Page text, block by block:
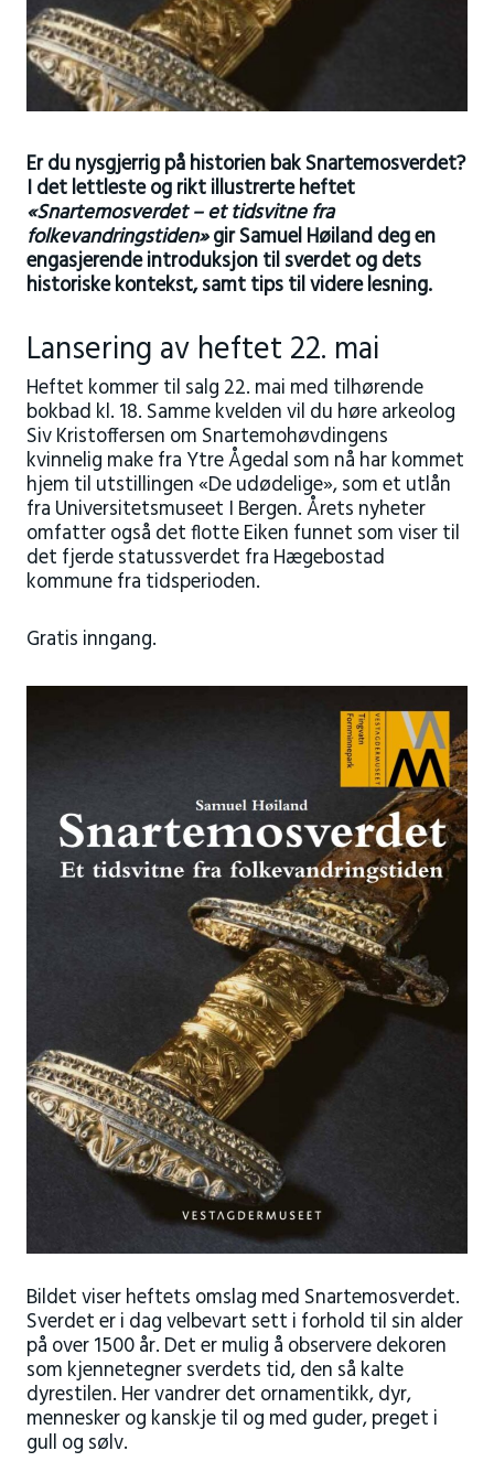
Er du nysgjerrig på historien bak Snartemosverdet?
I det lettleste og rikt illustrerte heftet
«Snartemosverdet – et tidsvitne fra
folkevandringstiden»gir Samuel Høiland deg en
engasjerende introduksjon til sverdet og dets
historiske kontekst, samt tips til videre lesning.
Lansering av heftet 22. mai
Heftet kommer til salg 22. mai med tilhørende
bokbad kl. 18. Samme kvelden vil du høre arkeolog
Siv Kristoffersen om Snartemohøvdingens
kvinnelig make fra Ytre Ågedal som nå har kommet
hjem til utstillingen «De udødelige», som et utlån
fra Universitetsmuseet I Bergen. Årets nyheter
omfatter også det flotte Eiken funnet som viser til
det fjerde statussverdet fra Hægebostad
kommune fra tidsperioden.
Gratis inngang.
Bildet viser heftets omslag med Snartemosverdet.
Sverdet er i dag velbevart sett i forhold til sin alder
på over 1500 år. Det er mulig å observere dekoren
som kjennetegner sverdets tid, den så kalte
dyrestilen. Her vandrer det ornamentikk, dyr,
mennesker og kanskje til og med guder, preget i
gull og sølv.